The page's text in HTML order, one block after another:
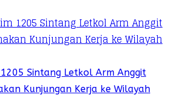
Sintang Letkol Arm Anggit
Kunjungan Kerja ke Wilayah